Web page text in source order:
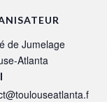
de Jumelage
Atlanta